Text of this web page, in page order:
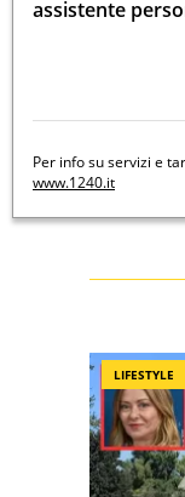
assistente
Per info su servizi e
www.1240.it
LIFESTYLE